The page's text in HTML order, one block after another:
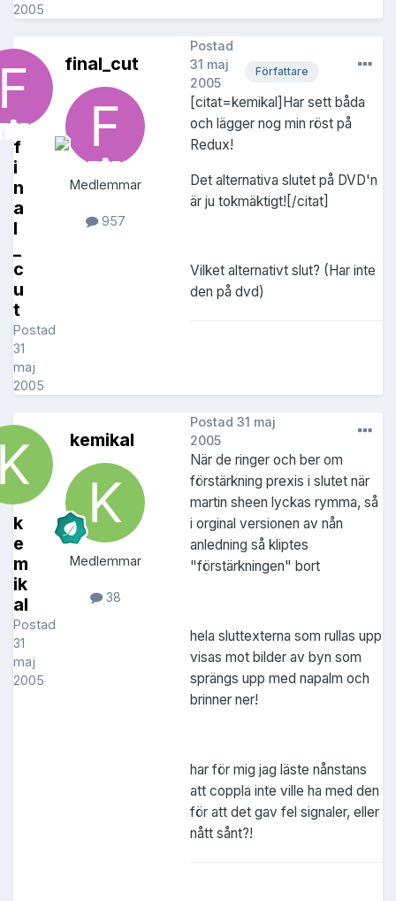
2005
f
i
n
a
l
_
c
u
t
Postad
31
maj
2005
final_cut
Medlemmar
957
Författare
Postad
31 maj
2005
[citat=kemikal]Har sett båda
och lägger nog min röst på
Redux!
Det alternativa slutet på DVD'n
är ju tokmäktigt![/citat]
Vilket alternativt slut? (Har inte
den på dvd)
k
e
m
ik
al
Postad
31
maj
2005
kemikal
Medlemmar
38
Postad 31 maj
2005
När de ringer och ber om
förstärkning prexis i slutet när
martin sheen lyckas rymma, så
i orginal versionen av nån
anledning så kliptes
"förstärkningen" bort
hela sluttexterna som rullas upp
visas mot bilder av byn som
sprängs upp med napalm och
brinner ner!
har för mig jag läste nånstans
att coppla inte ville ha med den
för att det gav fel signaler, eller
nått sånt?!